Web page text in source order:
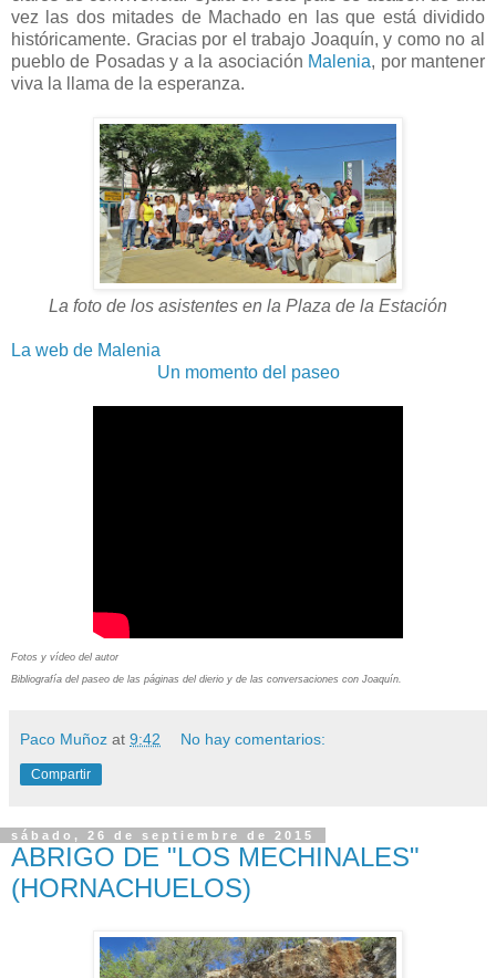
vez las dos mitades de Machado en las que está dividido
históricamente. Gracias por el trabajo Joaquín, y como no al
pueblo de Posadas y a la asociación Malenia, por mantener
viva la llama de la esperanza.
La foto de los asistentes en la Plaza de la Estación
La web de Malenia
Un momento del paseo
Fotos y vídeo del autor
Bibliografía del paseo de las páginas del dierio y de las conversaciones con Joaquín.
Paco Muñoz at 9:42 No hay comentarios:
Compartir
sábado, 26 de septiembre de 2015
ABRIGO DE "LOS MECHINALES"
(HORNACHUELOS)